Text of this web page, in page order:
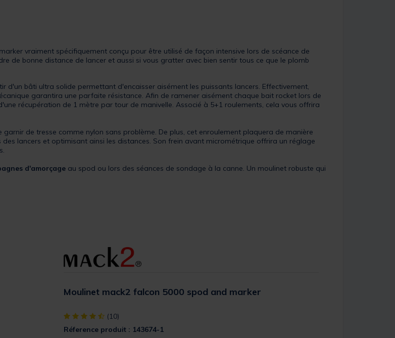
vraiment spécifiquement conçu pour être utilisé de façon intensive lors de scéance de
de bonne distance de lancer et aussi si vous gratter avec bien sentir tous ce que le plomb
d'un bâti ultra solide permettant d'encaisser aisément les puissants lancers. Effectivement,
garantira une parfaite résistance. Afin de ramener aisément chaque bait rocket lors de
récupération de 1 mètre par tour de manivelle. Associé à 5+1 roulements, cela vous offrira
de tresse comme nylon sans problème. De plus, cet enroulement plaquera de manière
lancers et optimisant ainsi les distances. Son frein avant micrométrique offrira un réglage
d'amorçage au spod ou lors des séances de sondage à la canne. Un moulinet robuste qui
Moulinet mack2 falcon 5000 spod and marker
[object Object] out of 5 Customer Rating
(10)
Réference produit : 143674-1